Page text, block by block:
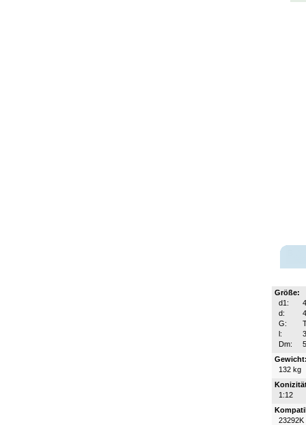
Größe:
d1:
d:
G:
l:
Dm:
Gewicht:
132 kg
1:12
23292K